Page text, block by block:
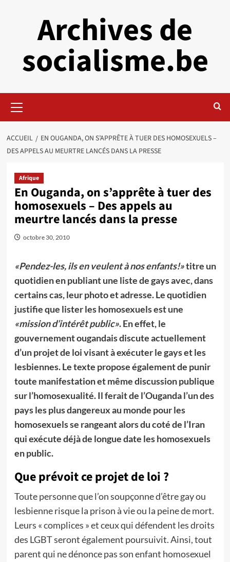
Archives de
socialisme.be
principal
ACCUEIL
EN OUGANDA, ON S’APPRÊTE À TUER DES HOMOSEXUELS –
DES APPELS AU MEURTRE LANCÉS DANS LA PRESSE
Afrique
En Ouganda, on s’apprête à tuer des
homosexuels – Des appels au
meurtre lancés dans la presse
octobre 30, 2010
«Pendez-les, ils en veulent à nos enfants!»titre un
quotidien en publiant une liste de gays avec, dans
certains cas, leur photo et adresse. Le quotidien
justifie que lister les homosexuels est une
«mission d’intérêt public». En effet, le
gouvernement ougandais discute actuellement
d’un projet de loi visant à exécuter le gays et les
lesbiennes. Le texte propose également de punir
toute manifestation et même discussion publique
sur l’homosexualité. Il ferait de l’Ouganda l’un des
pays les plus dangereux au monde pour les
homosexuels se rangeant alors du coté de l’Iran
qui exécute déjà de longue date les homosexuels
en public.
Que prévoit ce projet de loi ?
Toute personne que l’on soupçonne d’être gay ou
lesbienne risque la prison à vie ou la peine de mort.
Leurs « complices » et ceux qui défendent les droits
des LGBT seront également poursuivit. Ainsi, tout
parent qui ne dénonce pas son enfant homosexuel